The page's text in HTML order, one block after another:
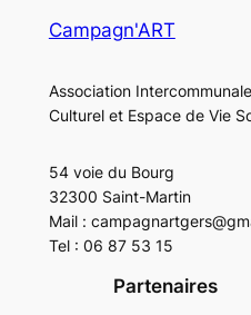
Campagn'ART
Association
Culturel et Espace de Vie
54 voie du Bourg
32300 Saint-Martin
Mail :
Tel : 06 87 53 15
Partenaires